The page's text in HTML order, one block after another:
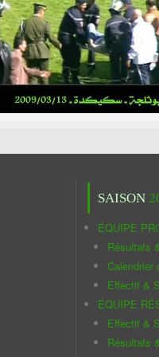
SAISON
ÉQUIPE
Résultats
Calendrier
Effectif &
ÉQUIPE
Effectif &
Résultats